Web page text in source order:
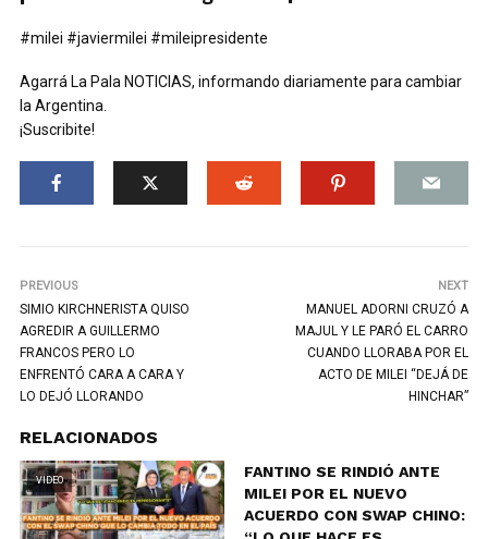
#milei #javiermilei #mileipresidente
Agarrá La Pala NOTICIAS, informando diariamente para cambiar
la Argentina.
¡Suscribite!
PREVIOUS
SIMIO KIRCHNERISTA QUISO
AGREDIR A GUILLERMO
FRANCOS PERO LO
ENFRENTÓ CARA A CARA Y
LO DEJÓ LLORANDO
NEXT
MANUEL ADORNI CRUZÓ A
MAJUL Y LE PARÓ EL CARRO
CUANDO LLORABA POR EL
ACTO DE MILEI “DEJÁ DE
HINCHAR”
RELACIONADOS
VIDEO
FANTINO SE RINDIÓ ANTE
MILEI POR EL NUEVO
ACUERDO CON SWAP CHINO: